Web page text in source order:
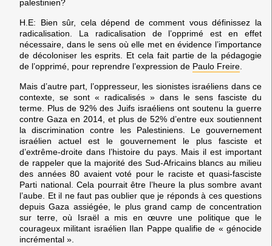
palestinien?
H.E: Bien sûr, cela dépend de comment vous définissez la
radicalisation. La radicalisation de l’opprimé est en effet
nécessaire, dans le sens où elle met en évidence l’importance
de décoloniser les esprits. Et cela fait partie de la pédagogie
de l’opprimé, pour reprendre l’expression de Paulo Freire
Mais d’autre part, l’oppresseur, les sionistes israéliens dans ce
contexte, se sont « radicalisés » dans le sens fasciste du
terme. Plus de 92% des Juifs israéliens ont soutenu la guerre
contre Gaza en 2014, et plus de 52% d’entre eux soutiennent
la discrimination contre les Palestiniens. Le gouvernement
israélien actuel est le gouvernement le plus fasciste et
d’extrême-droite dans l’histoire du pays. Mais il est important
de rappeler que la majorité des Sud-Africains blancs au milieu
des années 80 avaient voté pour le raciste et quasi-fasciste
Parti national. Cela pourrait être l’heure la plus sombre avant
l’aube. Et il ne faut pas oublier que je réponds à ces questions
depuis Gaza assiégée, le plus grand camp de concentration
sur terre, où Israël a mis en œuvre une politique que le
courageux militant israélien Ilan Pappe qualifie de « génocide
incrémental ».